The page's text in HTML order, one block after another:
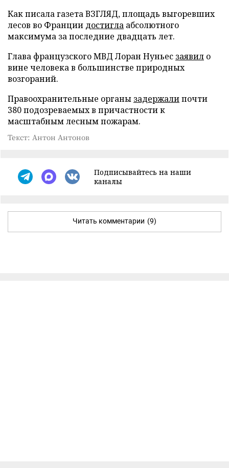
Как писала газета ВЗГЛЯД, площадь выгоревших
лесов во Франции достигла абсолютного
максимума за последние двадцать лет.
Глава французского МВД Лоран Нуньес заявил о
вине человека в большинстве природных
возгораний.
Правоохранительные органы задержалипочти
380 подозреваемых в причастности к
масштабным лесным пожарам.
Текст: Антон Антонов
Подписывайтесь на наши
каналы
Читать комментарии (9)